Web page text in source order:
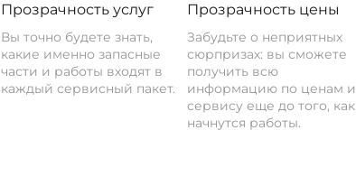
Прозрачность услуг
Вы точно будете знать,
какие именно запасные
части и работы входят в
каждый сервисный пакет.
Прозрачность цены
Забудьте о неприятных
сюрпризах: вы сможете
получить всю
информацию по ценам и
сервису еще до того, как
начнутся работы.